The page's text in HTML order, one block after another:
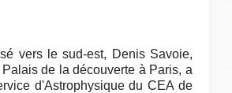
vers le sud-est, Denis Savoie,
de la découverte à Paris, a
d'Astrophysique du CEA de